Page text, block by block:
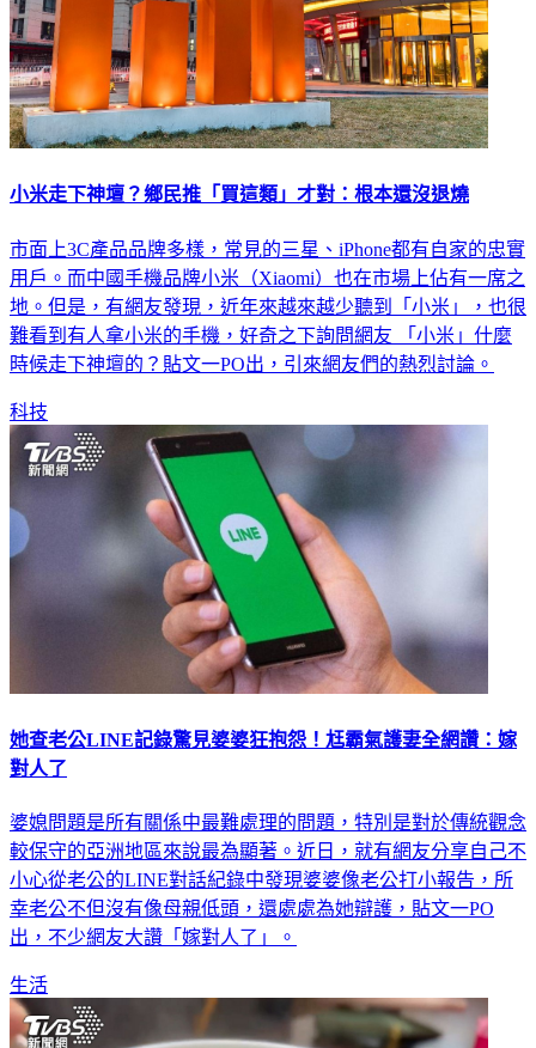
小米走下神壇？鄉民推「買這類」才對：根本還沒退燒
市面上3C產品品牌多樣，常見的三星、iPhone都有自家的忠實
用戶。而中國手機品牌小米（Xiaomi）也在市場上佔有一席之
地。但是，有網友發現，近年來越來越少聽到「小米」，也很
難看到有人拿小米的手機，好奇之下詢問網友 「小米」什麼
時候走下神壇的？貼文一PO出，引來網友們的熱烈討論。
科技
她查老公LINE記錄驚見婆婆狂抱怨！尪霸氣護妻全網讚：嫁
對人了
婆媳問題是所有關係中最難處理的問題，特別是對於傳統觀念
較保守的亞洲地區來說最為顯著。近日，就有網友分享自己不
小心從老公的LINE對話紀錄中發現婆婆像老公打小報告，所
幸老公不但沒有像母親低頭，還處處為她辯護，貼文一PO
出，不少網友大讚「嫁對人了」。
生活